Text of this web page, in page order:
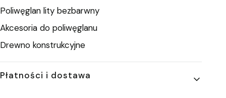
Poliwęglan lity bezbarwny
Akcesoria do poliwęglanu
Drewno konstrukcyjne
Płatności i dostawa